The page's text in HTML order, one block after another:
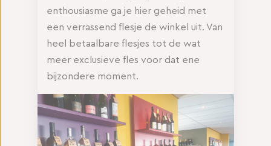
enthousiasme ga je hier geheid met
een verrassend flesje de winkel uit. Van
heel betaalbare flesjes tot de wat
meer exclusieve fles voor dat ene
bijzondere moment.